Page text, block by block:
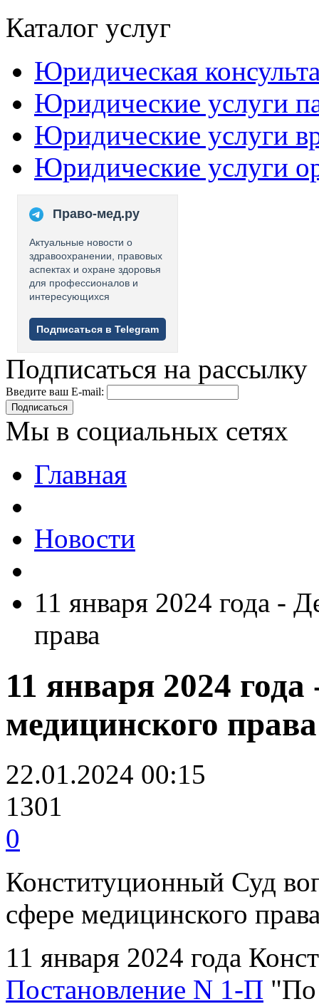
Каталог услуг
Юридическая
Юридические услуги
Юридические услуги
Юридические услуги
Право-мед.ру
Актуальные новости о
здравоохранении, правовых
аспектах и охране здоровья
для профессионалов и
интересующихся
Подписаться в Telegram
Подписаться на рассылку
Введите ваш E-mail:
Подписаться
Мы в социальных сетях
Главная
Новости
11 января 2024 года -
права
11 января 2024
медицинского права
22.01.2024 00:15
1301
0
Конституционный Суд
сфере медицинского
11 января 2024 года
Постановление N 1-П "По